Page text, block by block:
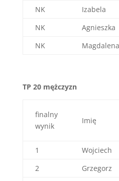
NK
Izabela
NK
Agnieszka
NK
Magdalena
TP 20 mężczyzn
finalny
wynik
Imię
1 Wojciech
2
Grzegorz